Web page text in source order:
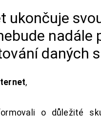
ukončuje
nadále
daných
,
o důležité